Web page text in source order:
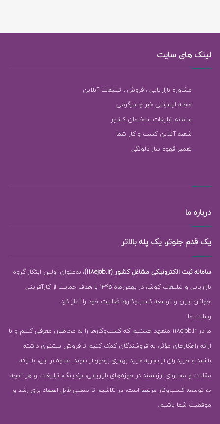
لینک های سایت
مشاوره بازاریابی ، فروش ، تبلیغات آنلاین
مجله اینترنتی خبر و سرگرمی
سامانه تبلیغات ساختمان کشور
شعبه آنلاین کسب و کار شما
تعمیر قهوه ساز دلونگی
درباره ما
یک قدم جلوتر، یک پله بالاتر
سامانه ثبت الکترونیکی مشاغل کشور (118ejob.ir)
، به‌عنوان اولین ابتکار گروه
بازاریابی و تبلیغات کوشا، در بهمن‌ماه 1395 با هدف حمایت از کارآفرینی
جوانان ایران و توسعه کسب‌وکارها فعالیت خود را آغاز کرد.
رسالت ما:
ما در 118ejob.ir متعهد هستیم که کسب‌وکارها را به مخاطبان معرفی کنیم و با
ارائه راهکارهای مؤثر، به فروشندگان کمک کنیم تا فروش بیشتری داشته
باشند و خریداران از تجربه خرید بهتری برخوردار شوند. علاوه بر این، با ارائه
مقالات و محتوای ارزشمند در حوزه‌های بازاریابی، برندینگ، تبلیغات و هر آنچه
به توسعه کسب‌وکار مرتبط است، در تلاشیم تا منبعی قابل اعتماد برای رشد و
موفقیت شما باشیم.